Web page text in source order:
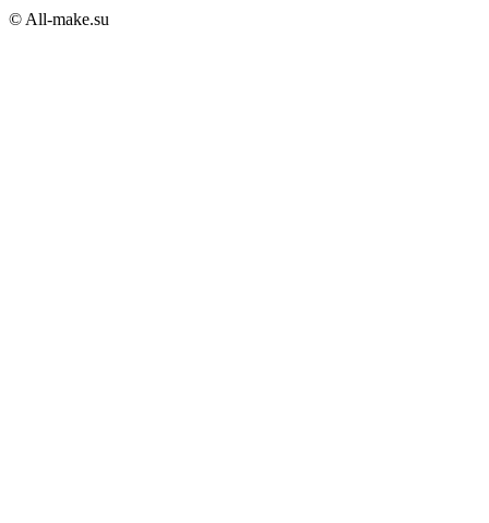
© All-make.su